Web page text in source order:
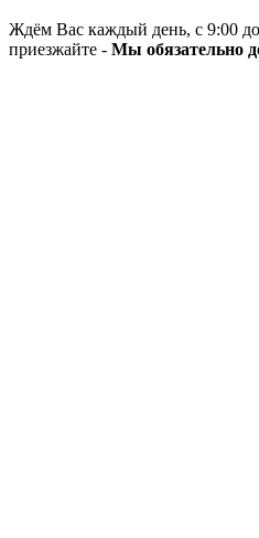
Ждём Вас каждый день, с 9:00
приезжайте - Мы обязательно